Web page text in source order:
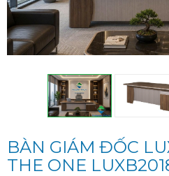
BÀN GIÁM ĐỐC
THE ONE